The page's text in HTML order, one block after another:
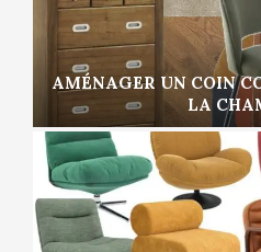
AMÉNAGER UN COIN
LA